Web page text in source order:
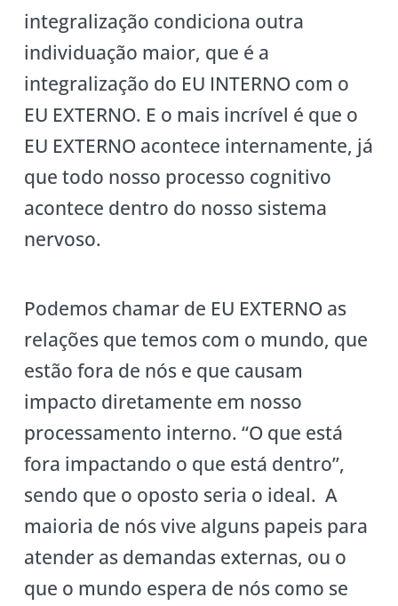
integralização condiciona outra
individuação maior, que é a
integralização do EU INTERNO com o
EU EXTERNO. E o mais incrível é que o
EU EXTERNO acontece internamente, já
que todo nosso processo cognitivo
acontece dentro do nosso sistema
nervoso.
Podemos chamar de EU EXTERNO as
relações que temos com o mundo, que
estão fora de nós e que causam
impacto diretamente em nosso
processamento interno. “O que está
fora impactando o que está dentro”,
sendo que o oposto seria o ideal. A
maioria de nós vive alguns papeis para
atender as demandas externas, ou o
que o mundo espera de nós como se